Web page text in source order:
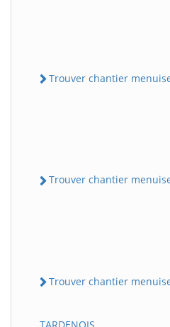
Trouver chantier
Trouver chantier
Trouver chantier